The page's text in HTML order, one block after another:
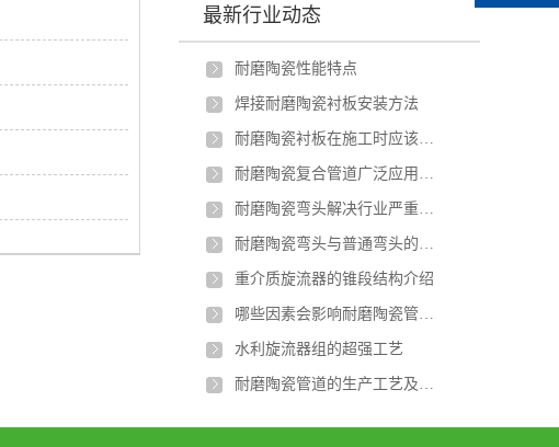
最新行业动态
耐磨陶瓷性能特点
焊接耐磨陶瓷衬板安装方法
耐磨陶瓷衬板在施工时应该注意什么？
耐磨陶瓷复合管道广泛应用于多种行业
耐磨陶瓷弯头解决行业严重磨损问题
耐磨陶瓷弯头与普通弯头的差异和优势
重介质旋流器的锥段结构介绍
哪些因素会影响耐磨陶瓷管的强度？
水利旋流器组的超强工艺
耐磨陶瓷管道的生产工艺及特点